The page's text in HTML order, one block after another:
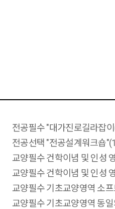
전공필수 "대가진로길라잡
전공선택 "전공설계워크숍
교양필수 건학이념 및 인성
교양필수 건학이념 및 인성
교양필수 기초교양영역 소
교양필수 기초교양영역 동